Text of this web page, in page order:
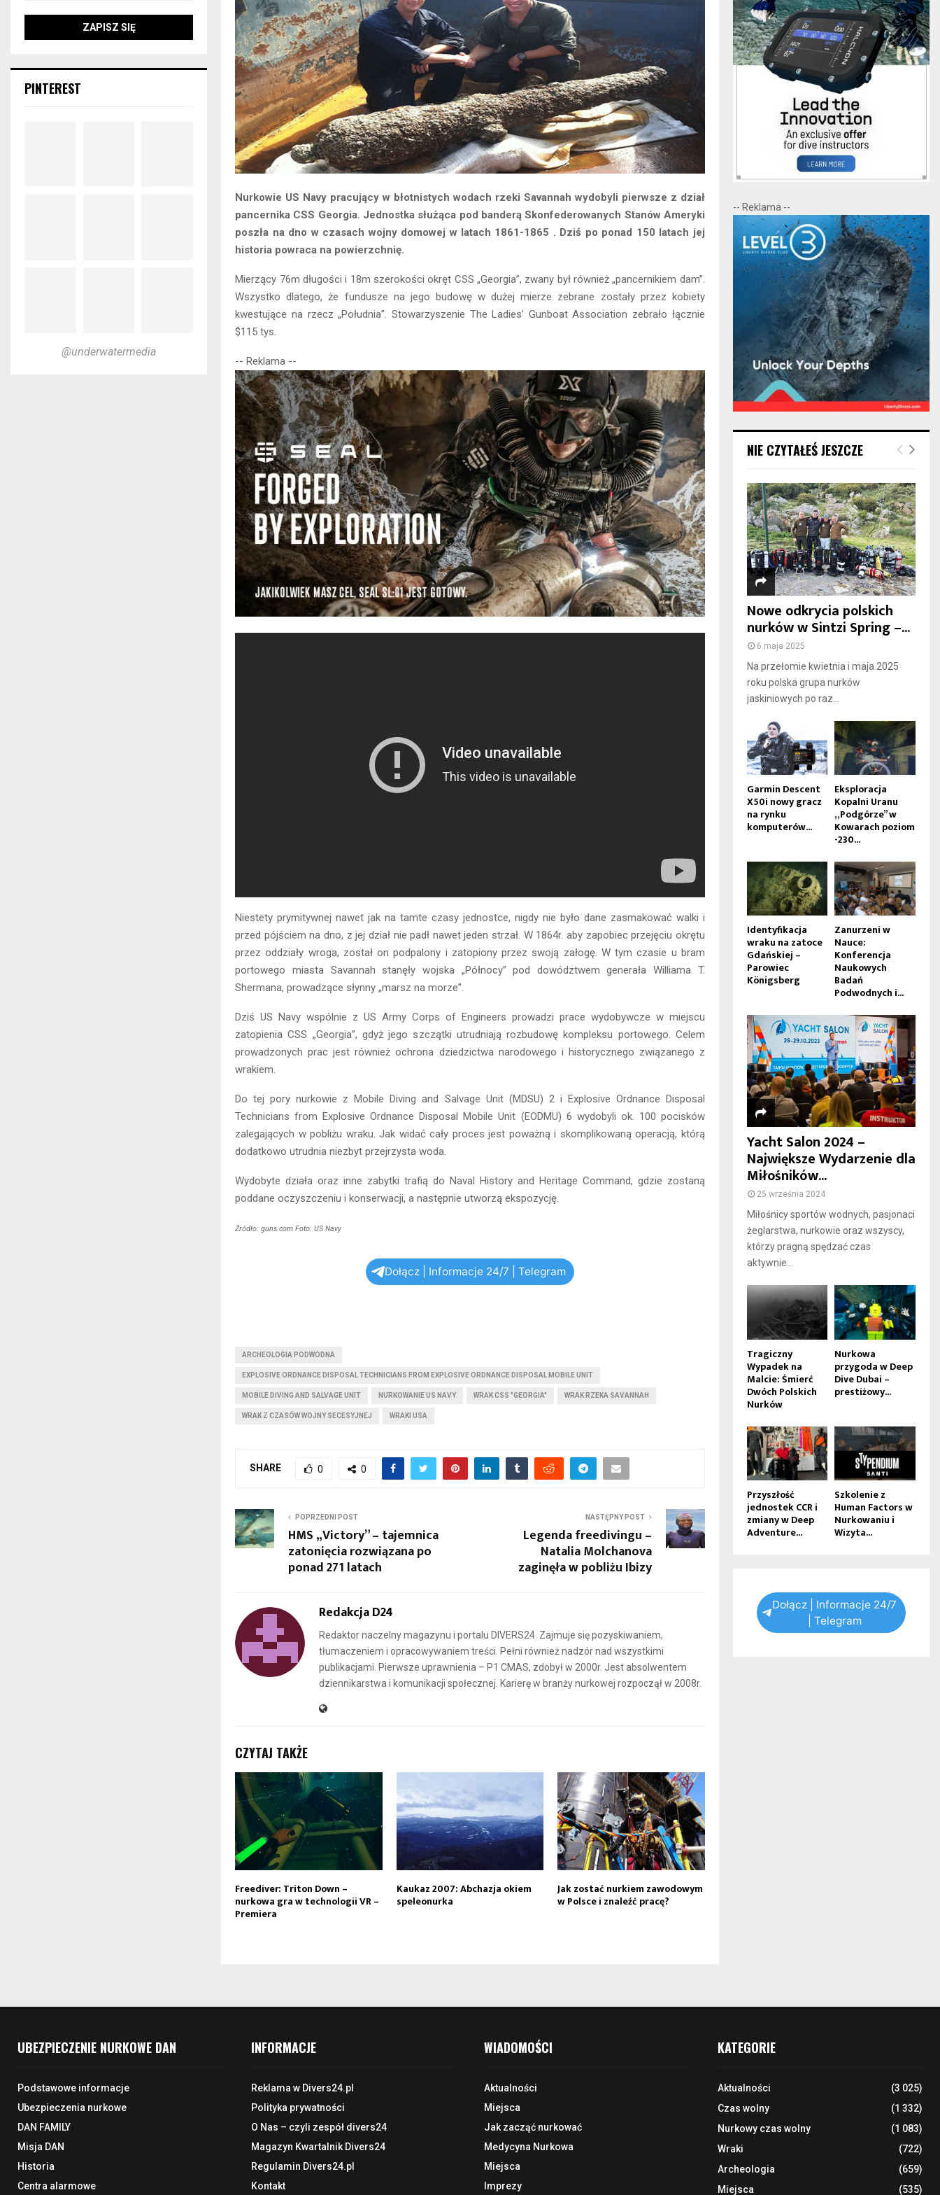
Nurkowie US Navy pracujący w błotnistych wodach rzeki Savannah wydobyli pierwsze z dział
pancernika CSS Georgia. Jednostka służąca pod banderą Skonfederowanych Stanów Ameryki
poszła na dno w czasach wojny domowej w latach 1861-1865 . Dziś po ponad 150 latach jej
historia powraca na powierzchnię.
Mierzący 76m długości i 18m szerokości okręt CSS „Georgia”, zwany był również „pancernikiem dam”.
Wszystko dlatego, że fundusze na jego budowę w dużej mierze zebrane zostały przez kobiety
kwestujące na rzecz „Południa”. Stowarzyszenie The Ladies’ Gunboat Association zebrało łącznie
$115 tys.
-- Reklama --
Niestety prymitywnej nawet jak na tamte czasy jednostce, nigdy nie było dane zasmakować walki i
przed pójściem na dno, z jej dział nie padł nawet jeden strzał. W 1864r. aby zapobiec przejęciu okrętu
przez oddziały wroga, został on podpalony i zatopiony przez swoją załogę. W tym czasie u bram
portowego miasta Savannah stanęły wojska „Północy” pod dowództwem generała Williama T.
Shermana, prowadzące słynny „marsz na morze”.
Dziś US Navy wspólnie z US Army Corps of Engineers prowadzi prace wydobywcze w miejscu
zatopienia CSS „Georgia”, gdyż jego szczątki utrudniają rozbudowę kompleksu portowego. Celem
prowadzonych prac jest również ochrona dziedzictwa narodowego i historycznego związanego z
wrakiem.
Do tej pory nurkowie z Mobile Diving and Salvage Unit (MDSU) 2 i Explosive Ordnance Disposal
Technicians from Explosive Ordnance Disposal Mobile Unit (EODMU) 6 wydobyli ok. 100 pocisków
zalegających w pobliżu wraku. Jak widać cały proces jest poważną i skomplikowaną operacją, którą
dodatkowo utrudnia niezbyt przejrzysta woda.
Wydobyte działa oraz inne zabytki trafią do Naval History and Heritage Command, gdzie zostaną
poddane oczyszczeniu i konserwacji, a następnie utworzą ekspozycję.
Źródło: guns.com Foto: US Navy
Dołącz | Informacje 24/7 | Telegram
ARCHEOLOGIA PODWODNA
EXPLOSIVE ORDNANCE DISPOSAL TECHNICIANS FROM EXPLOSIVE ORDNANCE DISPOSAL MOBILE UNIT
MOBILE DIVING AND SALVAGE UNIT NURKOWANIE US NAVY WRAK CSS "GEORGIA" WRAK RZEKA SAVANNAH
WRAK Z CZASÓW WOJNY SECESYJNEJ WRAKI USA
SHARE 0 0
POPRZEDNI POST
HMS „Victory” – tajemnica
zatonięcia rozwiązana po
ponad 271 latach
NASTĘPNY POST
Legenda freedivingu –
Natalia Molchanova
zaginęła w pobliżu Ibizy
Redakcja D24
Redaktor naczelny magazynu i portalu DIVERS24. Zajmuje się pozyskiwaniem,
tłumaczeniem i opracowywaniem treści. Pełni również nadzór nad wszystkimi
publikacjami. Pierwsze uprawnienia – P1 CMAS, zdobył w 2000r. Jest absolwentem
dziennikarstwa i komunikacji społecznej. Karierę w branży nurkowej rozpoczął w 2008r.
CZYTAJ TAKŻE
Freediver: Triton Down –
nurkowa gra w technologii VR –
Premiera
Kaukaz 2007: Abchazja okiem
speleonurka
Jak zostać nurkiem zawodowym
w Polsce i znaleźć pracę?
PINTEREST
@underwatermedia
-- Reklama --
NIE CZYTAŁEŚ JESZCZE
Nowe odkrycia polskich
nurków w Sintzi Spring –...
6 maja 2025
Na przełomie kwietnia i maja 2025
roku polska grupa nurków
jaskiniowych po raz...
Garmin Descent
X50i nowy gracz
na rynku
komputerów...
Eksploracja
Kopalni Uranu
„Podgórze” w
Kowarach poziom
-230...
Identyfikacja
wraku na zatoce
Gdańskiej –
Parowiec
Königsberg
Zanurzeni w
Nauce:
Konferencja
Naukowych
Badań
Podwodnych i...
Yacht Salon 2024 –
Największe Wydarzenie dla
Miłośników...
25 września 2024
Miłośnicy sportów wodnych, pasjonaci
żeglarstwa, nurkowie oraz wszyscy,
którzy pragną spędzać czas
aktywnie...
Tragiczny
Wypadek na
Malcie: Śmierć
Dwóch Polskich
Nurków
Nurkowa
przygoda w Deep
Dive Dubai –
prestiżowy...
Przyszłość
jednostek CCR i
zmiany w Deep
Adventure...
Szkolenie z
Human Factors w
Nurkowaniu i
Wizyta...
Dołącz | Informacje 24/7
| Telegram
UBEZPIECZENIE NURKOWE DAN
Podstawowe informacje
Ubezpieczenia nurkowe
DAN FAMILY
Misja DAN
Historia
Centra alarmowe
INFORMACJE
Reklama w Divers24.pl
Polityka prywatności
O Nas – czyli zespół divers24
Magazyn Kwartalnik Divers24
Regulamin Divers24.pl
Kontakt
WIADOMOŚCI
Aktualności
Miejsca
Jak zacząć nurkować
Medycyna Nurkowa
Miejsca
Imprezy
KATEGORIE
Aktualności
(3 025)
Czas wolny
(1 332)
Nurkowy czas wolny
(1 083)
Wraki
(722)
Archeologia
(659)
Miejsca
(535)